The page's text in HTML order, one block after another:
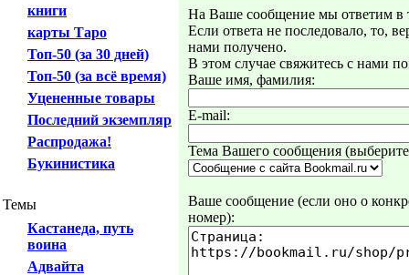
книги
карты Таро
Топ-50 (за 30 дней)
Топ-50 (за всё время)
Уцененные товары
Последний экземпляр
Распродажа!
Букинистика
Темы
Кастанеда, путь
воина
Адвайта
На Ваше сообщение мы ответим в
Если ответа не последовало, то,
нами получено.
В этом случае свяжитесь с нами
Ваше имя, фамилия:
E-mail:
Тема Вашего сообщения
Ваше сообщение (если оно о
номер):